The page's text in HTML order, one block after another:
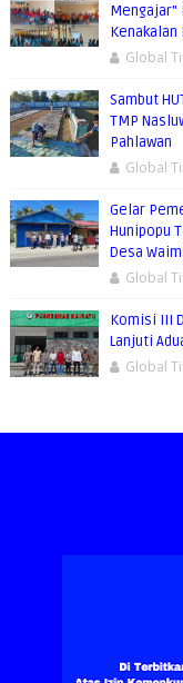
Mengajar"
Kenakalan
Global
Sambut
TMP
Pahlawan
Global
Gelar
Hunipopu
Desa
Global
Komisi III
Lanjuti
Global